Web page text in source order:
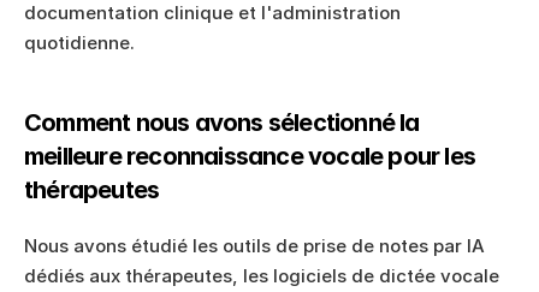
documentation clinique et l'administration
quotidienne.
Comment nous avons sélectionné la
meilleure reconnaissance vocale pour les
thérapeutes
Nous avons étudié les outils de prise de notes par IA
dédiés aux thérapeutes, les logiciels de dictée vocale